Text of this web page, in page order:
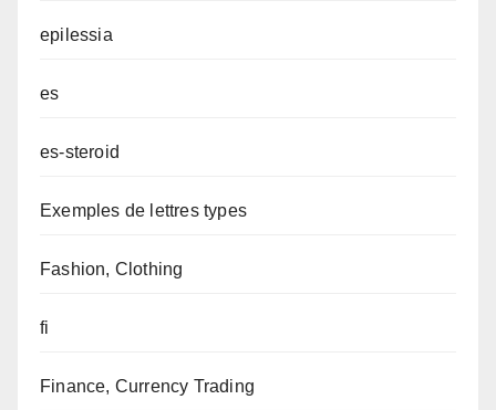
epilessia
es
es-steroid
Exemples de lettres types
Fashion, Clothing
fi
Finance, Currency Trading